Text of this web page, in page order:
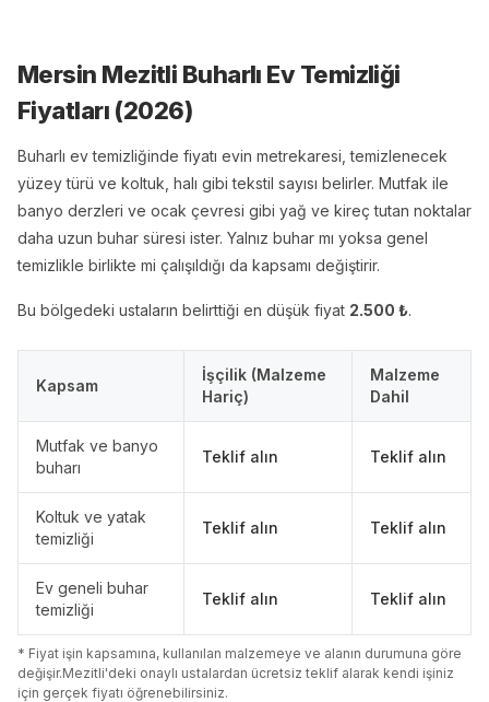
Mersin Mezitli Buharlı Ev Temizliği
Fiyatları (2026)
Buharlı ev temizliğinde fiyatı evin metrekaresi, temizlenecek
yüzey türü ve koltuk, halı gibi tekstil sayısı belirler. Mutfak ile
banyo derzleri ve ocak çevresi gibi yağ ve kireç tutan noktalar
daha uzun buhar süresi ister. Yalnız buhar mı yoksa genel
temizlikle birlikte mi çalışıldığı da kapsamı değiştirir.
Bu bölgedeki ustaların belirttiği en düşük fiyat 2.500 ₺.
Kapsam
İşçilik (Malzeme
Hariç)
Malzeme
Dahil
Mutfak ve banyo
buharı
Teklif alın Teklif alın
Koltuk ve yatak
temizliği
Teklif alın Teklif alın
Ev geneli buhar
temizliği
Teklif alın Teklif alın
* Fiyat işin kapsamına, kullanılan malzemeye ve alanın durumuna göre
değişir.Mezitli'deki onaylı ustalardan ücretsiz teklif alarak kendi işiniz
için gerçek fiyatı öğrenebilirsiniz.